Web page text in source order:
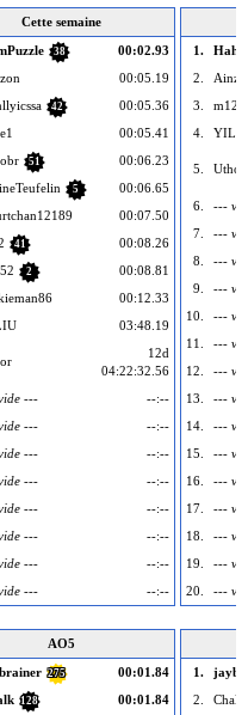
Cette semaine
38
00:02.93
00:05.19
42
00:05.36
00:05.41
51
00:06.23
5
00:06.65
00:07.50
41
00:08.26
2
00:08.81
00:12.33
03:48.19
12d
04:22:32.56
---
--:--
---
--:--
---
--:--
---
--:--
---
--:--
---
--:--
---
--:--
--- --:--
1.
2.
3.
m12
4.
5. Uthor
6.
---
7.
---
8.
---
9.
---
10.
---
11.
---
12.
---
13.
---
14.
---
15.
---
16.
---
17.
---
18.
---
19.
---
20.
---
AO5
275
00:01.84
128
00:01.84
1.
2.
Chalk